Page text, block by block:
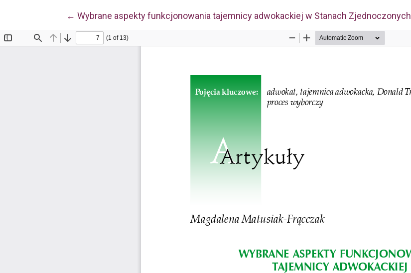
← Wróć do szczegółów artykułu
Wybrane aspekty funkcjonowania tajemnicy adwokackiej w Stanach Zjednoczonych